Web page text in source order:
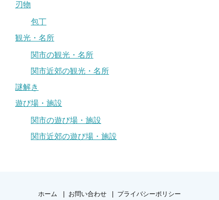
刃物
包丁
観光・名所
関市の観光・名所
関市近郊の観光・名所
謎解き
遊び場・施設
関市の遊び場・施設
関市近郊の遊び場・施設
ホーム お問い合わせ プライバシーポリシー